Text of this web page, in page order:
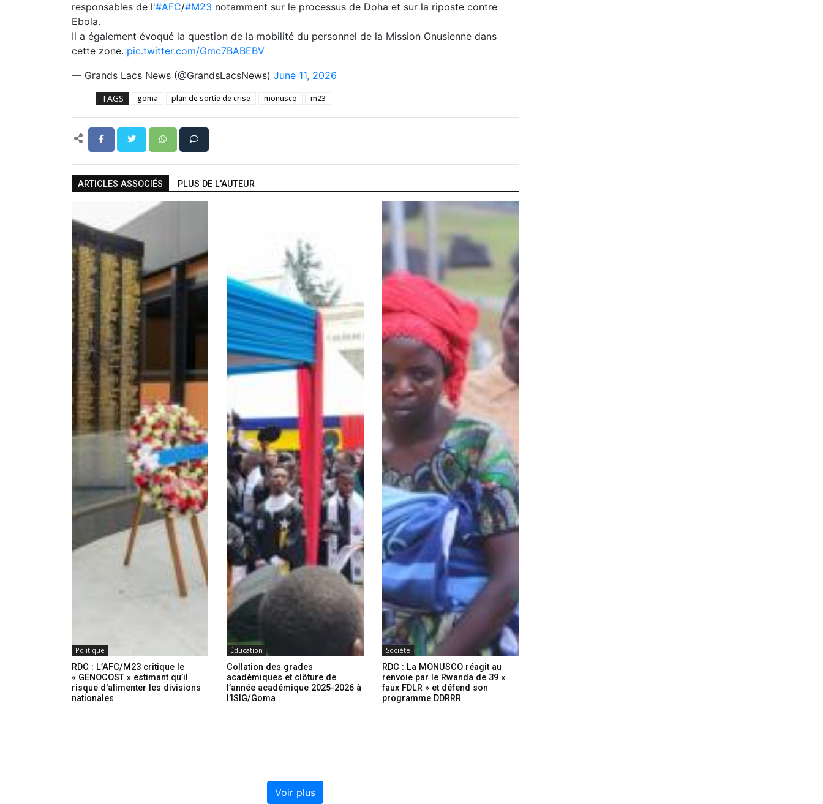
responsables de l'#AFC/#M23 notamment sur le processus de Doha et sur la riposte contre
Ebola.
Il a également évoqué la question de la mobilité du personnel de la Mission Onusienne dans
cette zone. pic.twitter.com/Gmc7BABEBV
— Grands Lacs News (@GrandsLacsNews) June 11, 2026
TAGS goma plan de sortie de crise monusco m23
ARTICLES ASSOCIÉS PLUS DE L'AUTEUR
Politique
RDC : L’AFC/M23 critique le
« GENOCOST » estimant qu’il
risque d'alimenter les divisions
nationales
Éducation
Collation des grades
académiques et clôture de
l’année académique 2025-2026 à
l’ISIG/Goma
Société
RDC : La MONUSCO réagit au
renvoie par le Rwanda de 39 «
faux FDLR » et défend son
programme DDRRR
Voir plus